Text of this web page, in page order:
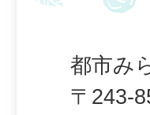
都市み
〒243-